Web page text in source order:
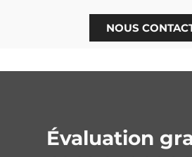
NOUS
Évaluation